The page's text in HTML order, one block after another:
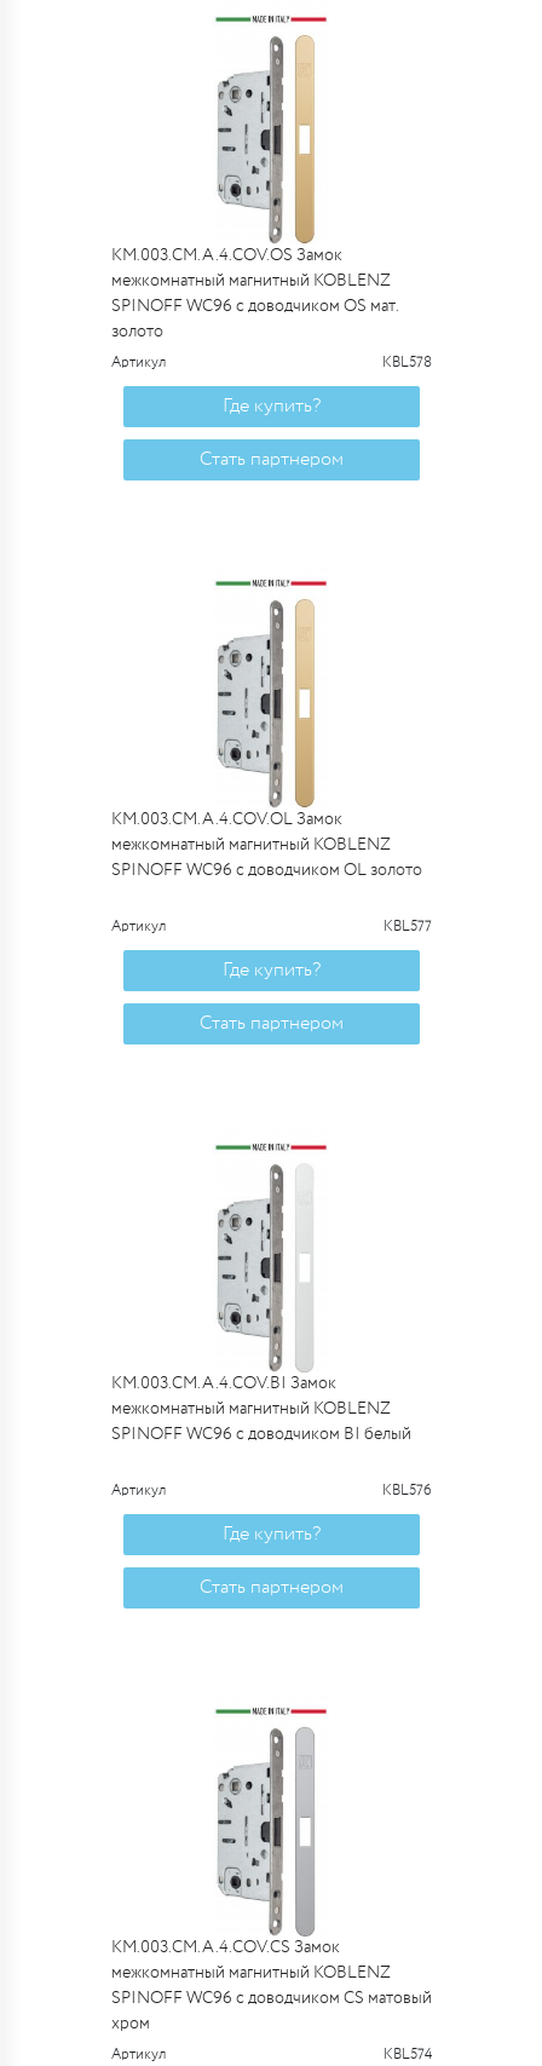
KM.003.CM.A.4.COV.OS Замок
межкомнатный магнитный KOBLENZ
SPINOFF WC96 с доводчиком OS мат.
золото
Артикул KBL578
Где купить?
Стать партнером
KM.003.CM.A.4.COV.OL Замок
межкомнатный магнитный KOBLENZ
SPINOFF WC96 с доводчиком OL золото
Артикул KBL577
Где купить?
Стать партнером
KM.003.CM.A.4.COV.BI Замок
межкомнатный магнитный KOBLENZ
SPINOFF WC96 с доводчиком BI белый
Артикул KBL576
Где купить?
Стать партнером
KM.003.CM.A.4.COV.CS Замок
межкомнатный магнитный KOBLENZ
SPINOFF WC96 с доводчиком CS матовый
хром
Артикул KBL574